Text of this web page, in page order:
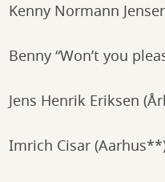
Kenny Normann
Benny “Won’t you
Jens Henrik Eriksen
Imrich Cisar